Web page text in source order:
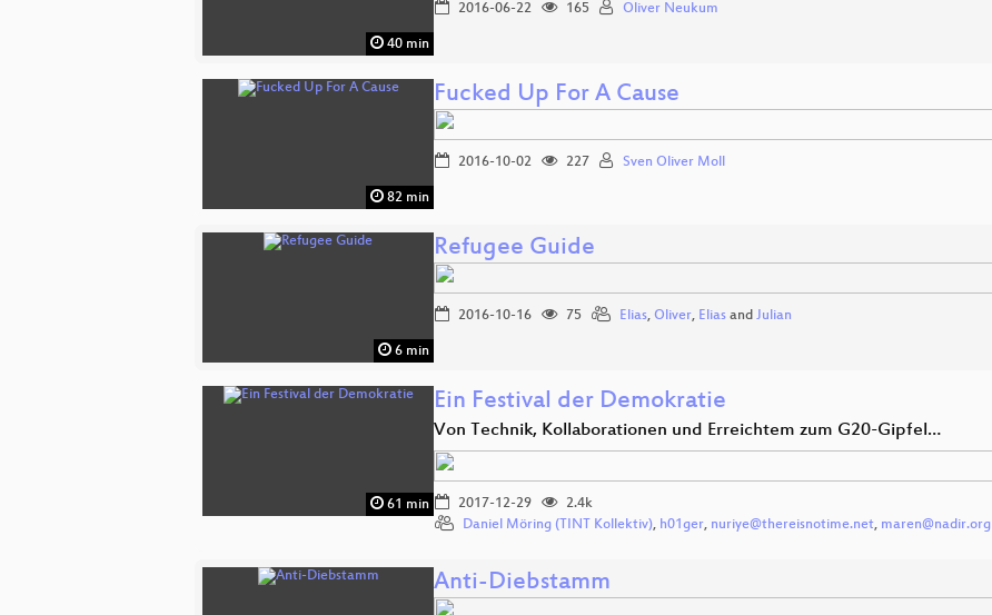
40 min
2016-06-22 165 Oliver Neukum
82 min
Fucked Up For A Cause
2016-10-02 227 Sven Oliver Moll
6 min
Refugee Guide
2016-10-16 75 Elias, Oliver, Elias and Julian
61 min
Ein Festival der Demokratie
Von Technik, Kollaborationen und Erreichtem zum G20-Gipfel…
2017-12-29
2.4k
Daniel Möring (TINT Kollektiv), h01ger, nuriye@thereisnotime.net, maren@nadir.org
Anti-Diebstamm